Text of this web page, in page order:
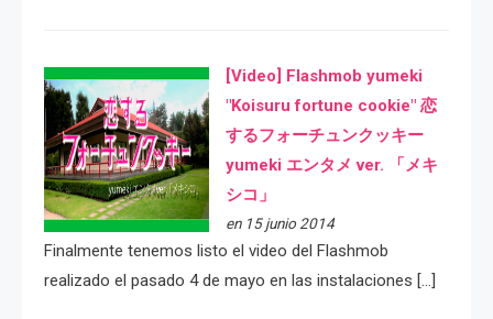
[Video] Flashmob yumeki
"Koisuru fortune cookie" 恋
するフォーチュンクッキー
yumeki エンタメ ver. 「メキ
シコ」
en 15 junio 2014
Finalmente tenemos listo el video del Flashmob
realizado el pasado 4 de mayo en las instalaciones […]